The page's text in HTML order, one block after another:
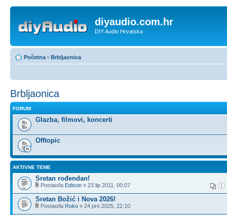
diyaudio.com.hr
DIY Audio Hrvatska
Početna ‹ Brbljaonica
Brbljaonica
FORUM
Glazba, filmovi, koncerti
Offtopic
AKTIVNE TEME
Sretan rođendan!
1
Postao/la Edison » 23 lip 2011, 00:07
Sretan Božić i Nova 2026!
Postao/la Roko » 24 pro 2025, 22:10